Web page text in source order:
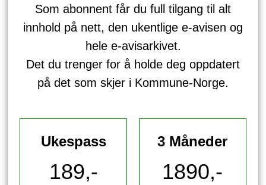
Som abonnent får du full tilgang til alt
innhold på nett, den ukentlige e-avisen og
hele e-avisarkivet.
Det du trenger for å holde deg oppdatert
på det som skjer i Kommune-Norge.
Ukespass
189,-
3 Måneder
1890,-